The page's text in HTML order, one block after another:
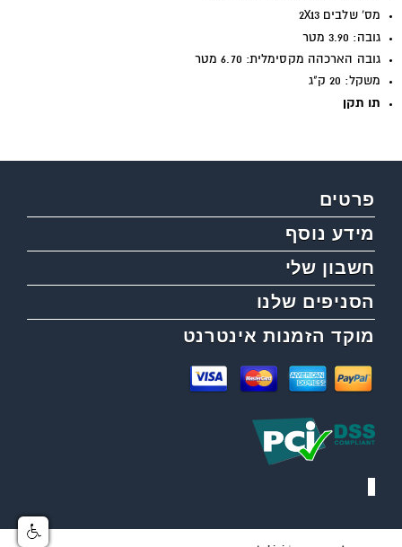
מס' שלבים 2X13
גובה: 3.90 מטר
גובה הארכהה מקסימלית: 6.70 מטר
משקל: 20 ק"ג
תו תקן
פרטים
מידע נוסף
חשבון שלי
הסניפים שלנו
מוקד הזמנות אינטרנט